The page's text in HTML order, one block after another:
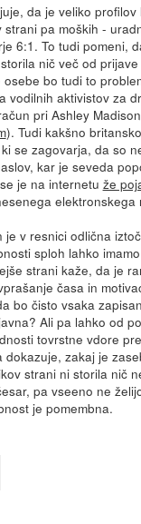
da je veliko profilov
pa moških -
6:1. To tudi pomeni,
nič več od
bo tudi to
vodilnih aktivistov za
pri Ashley
). Tudi kakšno
se zagovarja, da so
kar je seveda
je na internetu že
elektronskega
je v resnici odlična
sploh lahko
strani kaže, da je
časa in
bo čisto vsaka
Ali pa lahko od
tovrstne vdore
dokazuje, zakaj je
strani ni storila nič
pa vseeno ne
je pomembna.